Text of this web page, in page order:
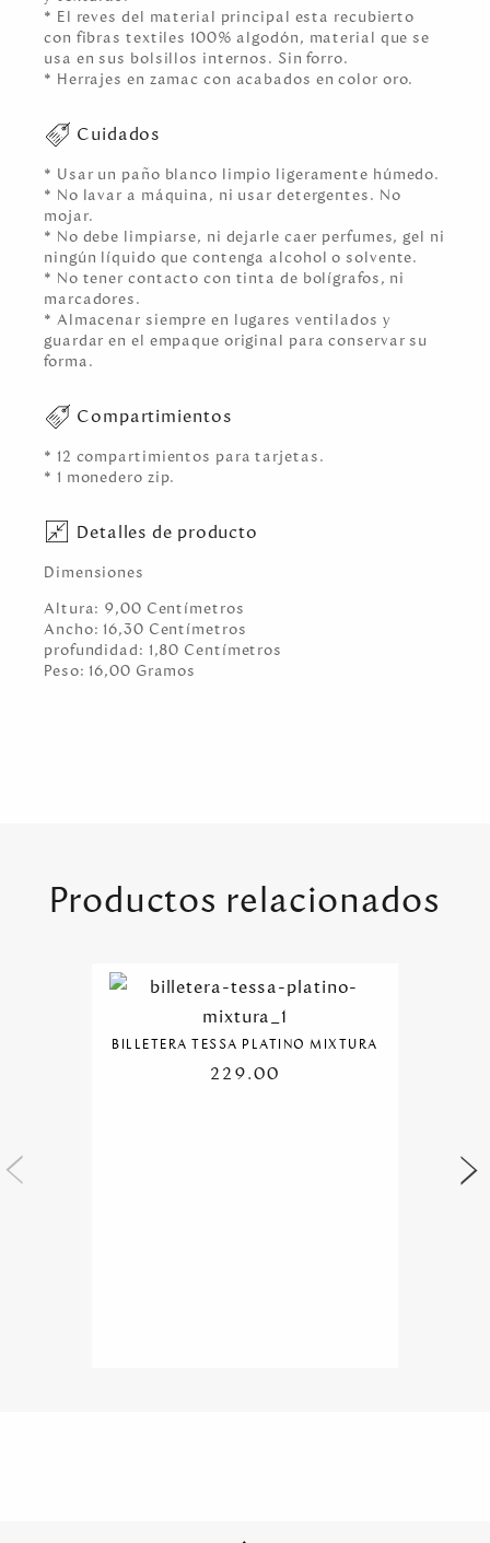
* El reves del material principal esta recubierto
con fibras textiles 100% algodón, material que se
usa en sus bolsillos internos. Sin forro.
* Herrajes en zamac con acabados en color oro.
Cuidados
* Usar un paño blanco limpio ligeramente húmedo.
* No lavar a máquina, ni usar detergentes. No
mojar.
* No debe limpiarse, ni dejarle caer perfumes, gel ni
ningún líquido que contenga alcohol o solvente.
* No tener contacto con tinta de bolígrafos, ni
marcadores.
* Almacenar siempre en lugares ventilados y
guardar en el empaque original para conservar su
forma.
Compartimientos
* 12 compartimientos para tarjetas.
* 1 monedero zip.
Detalles de producto
Dimensiones
Altura: 9,00 Centímetros
Ancho: 16,30 Centímetros
profundidad: 1,80 Centímetros
Peso: 16,00 Gramos
Productos relacionados
BILLETERA TESSA PLATINO MIXTURA
229.00